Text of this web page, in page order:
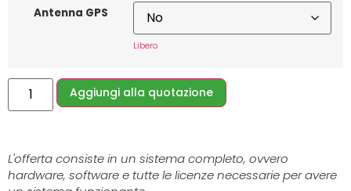
Antenna GPS
Libero
Aggiungi alla quotazione
L'offerta consiste in un sistema completo, ovvero
hardware, software e tutte le licenze necessarie per avere